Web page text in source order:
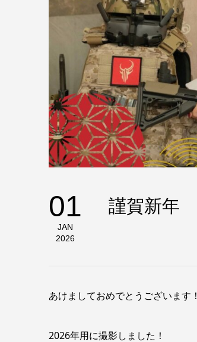
01
JAN
2026
謹賀新年
あけましておめでとうございます！
2026年用に撮影しました！